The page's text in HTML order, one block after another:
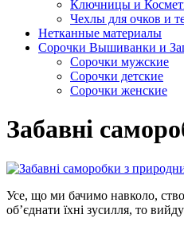
Ключницы и
Чехлы для очков и
Нетканные материалы
Сорочки Вышиванки и
Cорочки мужские
Сорочки детские
Сорочки женские
Забавні
Усе, що ми бачимо навколо,
об’єднати їхні зусилля, то